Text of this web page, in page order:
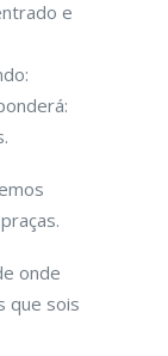
e
onde
que sois